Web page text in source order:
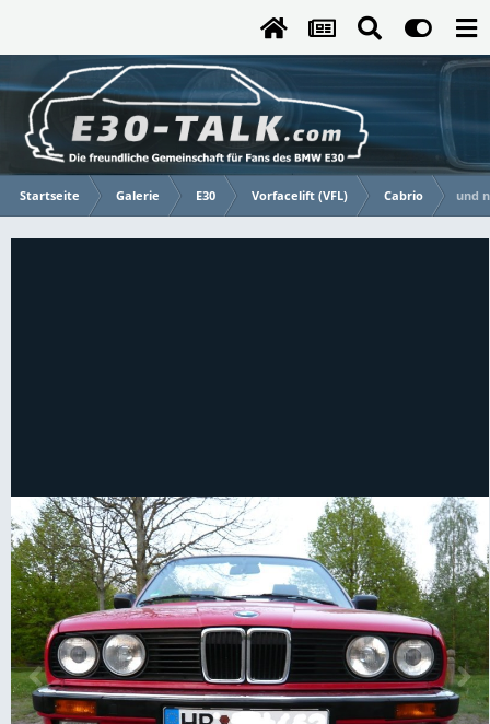
Startseite Galerie E30 Vorfacelift (VFL) Cabrio und